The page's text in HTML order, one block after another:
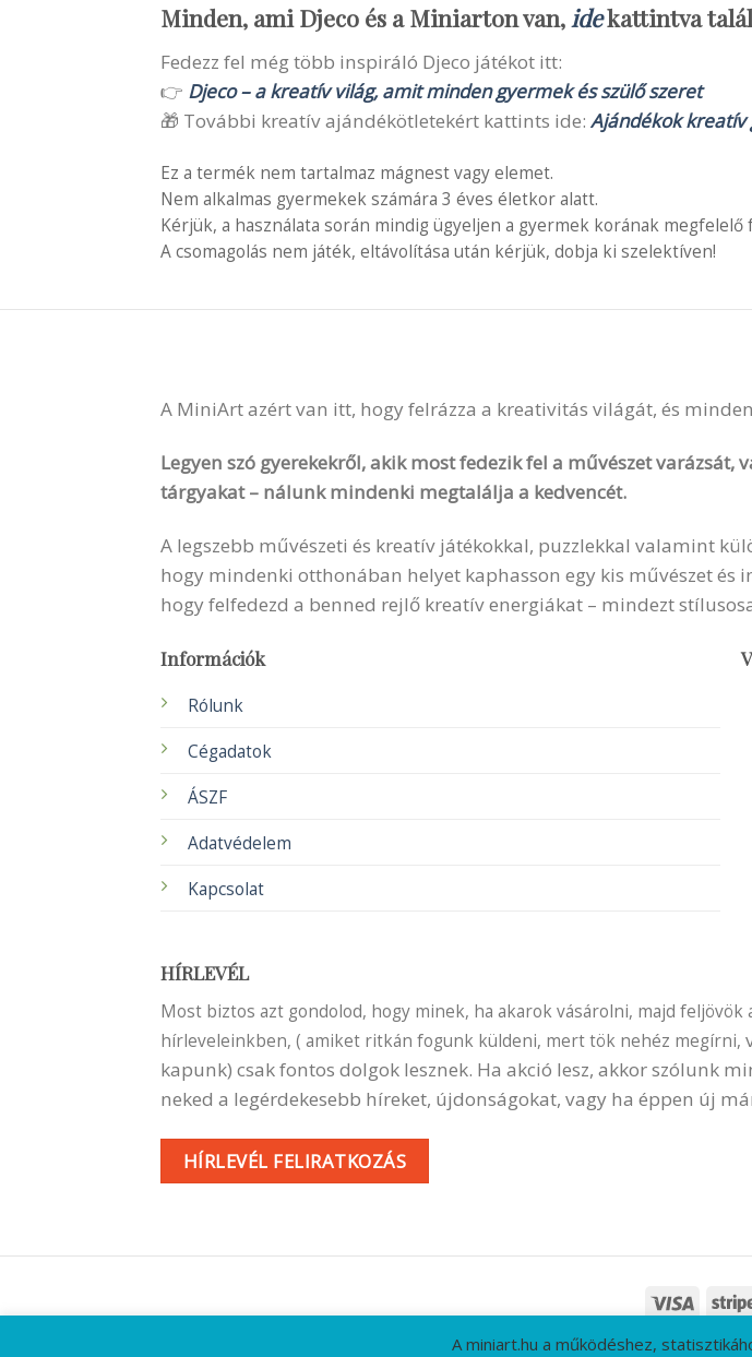
Minden, ami Djeco és a Miniarton van, idekattintva
Fedezz fel még több inspiráló Djeco játékot itt:
👉 Djeco – a kreatív világ, amit minden gyermek és szülő szeret
🎁 További kreatív ajándékötletekért kattints ide: Ajándékok kreatív
Ez a termék nem tartalmaz mágnest vagy elemet.
Nem alkalmas gyermekek számára 3 éves életkor alatt.
Kérjük, a használata során mindig ügyeljen a gyermek korának megfelelő
A csomagolás nem játék, eltávolítása után kérjük, dobja ki szelektíven!
A MiniArt azért van itt, hogy felrázza a kreativitás világát, és
Legyen szó gyerekekről, akik most fedezik fel a művészet
tárgyakat – nálunk mindenki megtalálja a kedvencét.
A legszebb művészeti és kreatív játékokkal, puzzlekkal valamint
hogy mindenki otthonában helyet kaphasson egy kis művészet és
hogy felfedezd a benned rejlő kreatív energiákat – mindezt
Információk
Rólunk
Cégadatok
ÁSZF
Adatvédelem
Kapcsolat
HÍRLEVÉL
Most biztos azt gondolod, hogy minek, ha akarok vásárolni, majd feljövök
hírleveleinkben, ( amiket ritkán fogunk küldeni, mert tök nehéz megírni,
kapunk) csak fontos dolgok lesznek. Ha akció lesz, akkor szólunk
neked a legérdekesebb híreket, újdonságokat, vagy ha éppen új
HÍRLEVÉL FELIRATKOZÁS
KAPCSOLAT GYIK CÉGADATOK ÁSZF
A miniart.hu a működéshez,